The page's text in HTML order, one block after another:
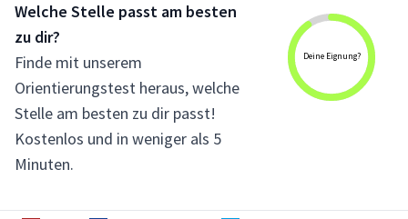
Deine Eignung?
Welche Stelle passt am besten
zu dir?
Finde mit unserem
Orientierungstest heraus, welche
Stelle am besten zu dir passt!
Kostenlos und in weniger als 5
Minuten.